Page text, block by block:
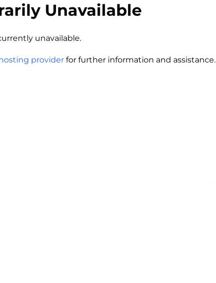
Unavailable
unavailable.
provider for further information and assistance.